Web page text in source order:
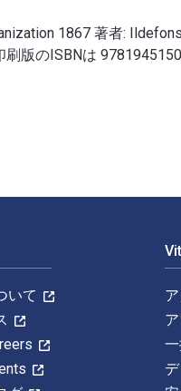
1867 著者:
版のISBNは
いて